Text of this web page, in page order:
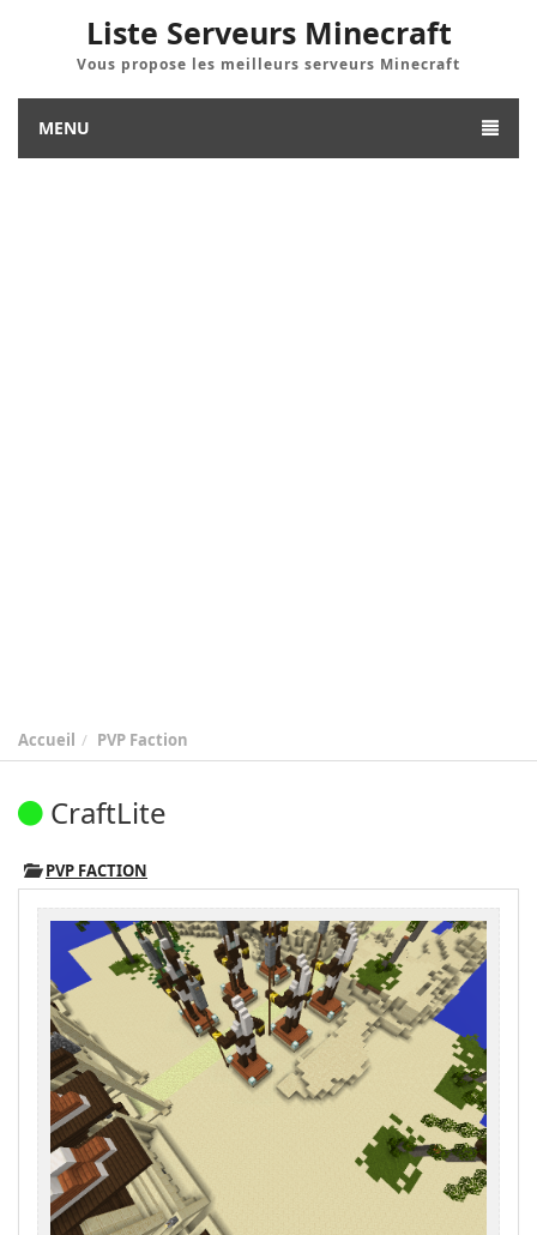
Liste Serveurs Minecraft
Vous propose les meilleurs serveurs Minecraft
MENU
Accueil PVP Faction
CraftLite
PVP FACTION